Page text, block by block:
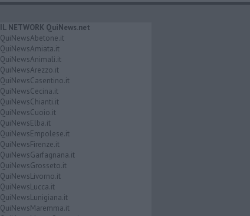
IL NETWORK QuiNews.net
QuiNewsAbetone.it
QuiNewsAmiata.it
QuiNewsAnimali.it
QuiNewsArezzo.it
QuiNewsCasentino.it
QuiNewsCecina.it
QuiNewsChianti.it
QuiNewsCuoio.it
QuiNewsElba.it
QuiNewsEmpolese.it
QuiNewsFirenze.it
QuiNewsGarfagnana.it
QuiNewsGrosseto.it
QuiNewsLivorno.it
QuiNewsLucca.it
QuiNewsLunigiana.it
QuiNewsMaremma.it